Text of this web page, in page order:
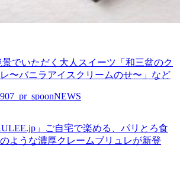
景でいただく大人スイーツ「和三盆のク
〜バニラアイスクリームのせ〜」など
NEWS
」ご自宅で楽める、パリとろ食
ような濃厚クレームブリュレが新登